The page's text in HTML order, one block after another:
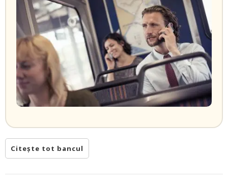
Citește tot bancul